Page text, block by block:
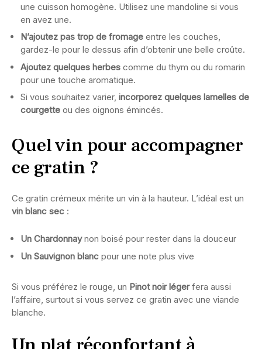
une cuisson homogène. Utilisez une mandoline si vous
en avez une.
N’ajoutez pas trop de fromage entre les couches,
gardez-le pour le dessus afin d’obtenir une belle croûte.
Ajoutez quelques herbes comme du thym ou du romarin
pour une touche aromatique.
Si vous souhaitez varier, incorporez quelques lamelles de
courgette ou des oignons émincés.
Quel vin pour accompagner
ce gratin ?
Ce gratin crémeux mérite un vin à la hauteur. L’idéal est un
vin blanc sec :
Un Chardonnaynon boisé pour rester dans la douceur
Un Sauvignon blanc pour une note plus vive
Si vous préférez le rouge, un Pinot noir légerfera aussi
l’affaire, surtout si vous servez ce gratin avec une viande
blanche.